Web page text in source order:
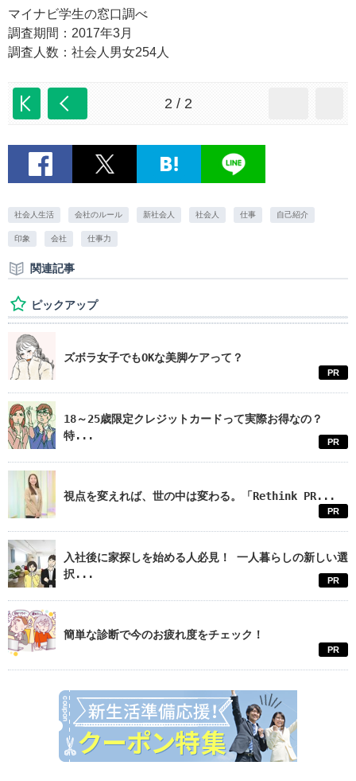
マイナビ学生の窓口調べ
調査期間：2017年3月
調査人数：社会人男女254人
2 / 2
社会人生活 会社のルール 新社会人 社会人 仕事 自己紹介
印象 会社 仕事力
関連記事
ピックアップ
ズボラ女子でもOKな美脚ケアって？
PR
18～25歳限定クレジットカードって実際お得なの？
特...
PR
視点を変えれば、世の中は変わる。「Rethink PR...
PR
入社後に家探しを始める人必見！ 一人暮らしの新しい選
択...
PR
簡単な診断で今のお疲れ度をチェック！
PR